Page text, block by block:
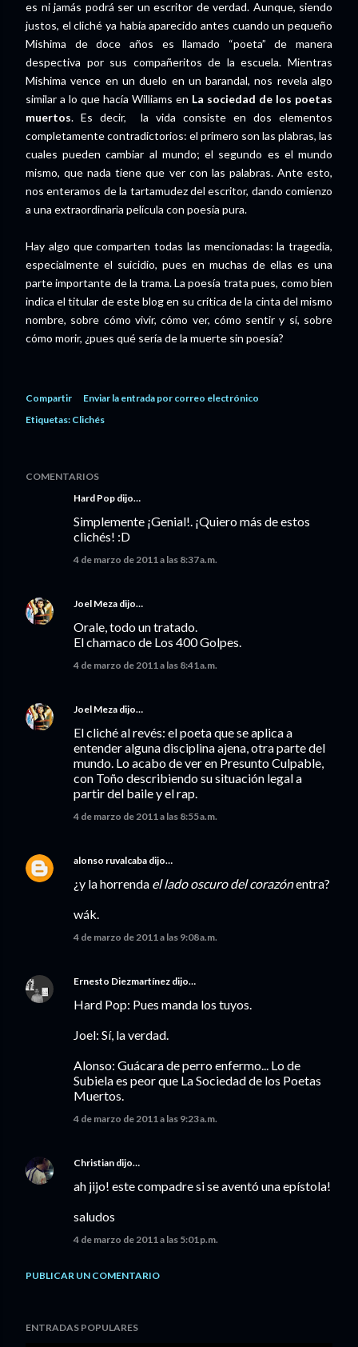
es ni jamás podrá ser un escritor de verdad. Aunque, siendo
justos, el cliché ya había aparecido antes cuando un pequeño
Mishima de doce años es llamado “poeta” de manera
despectiva por sus compañeritos de la escuela. Mientras
Mishima vence en un duelo en un barandal, nos revela algo
similar a lo que hacía Williams en La sociedad de los poetas
muertos. Es decir, la vida consiste en dos elementos
completamente contradictorios: el primero son las plabras, las
cuales pueden cambiar al mundo; el segundo es el mundo
mismo, que nada tiene que ver con las palabras. Ante esto,
nos enteramos de la tartamudez del escritor, dando comienzo
a una extraordinaria película con poesía pura.
Hay algo que comparten todas las mencionadas: la tragedia,
especialmente el suicidio, pues en muchas de ellas es una
parte importante de la trama. La poesía trata pues, como bien
indica el titular de este blog en su crítica de la cinta del mismo
nombre, sobre cómo vivir, cómo ver, cómo sentir y sí, sobre
cómo morir, ¿pues qué sería de la muerte sin poesía?
Compartir
Enviar la entrada por correo electrónico
Etiquetas: Clichés
COMENTARIOS
Hard Pop dijo…
Simplemente ¡Genial!. ¡Quiero más de estos
clichés! :D
4 de marzo de 2011 a las 8:37 a.m.
Joel Meza dijo…
Orale, todo un tratado.
El chamaco de Los 400 Golpes.
4 de marzo de 2011 a las 8:41 a.m.
Joel Meza dijo…
El cliché al revés: el poeta que se aplica a
entender alguna disciplina ajena, otra parte del
mundo. Lo acabo de ver en Presunto Culpable,
con Toño describiendo su situación legal a
partir del baile y el rap.
4 de marzo de 2011 a las 8:55 a.m.
alonso ruvalcaba dijo…
¿y la horrenda el lado oscuro del corazónentra?
wák.
4 de marzo de 2011 a las 9:08 a.m.
Ernesto Diezmartínez dijo…
Hard Pop: Pues manda los tuyos.
Joel: Sí, la verdad.
Alonso: Guácara de perro enfermo... Lo de
Subiela es peor que La Sociedad de los Poetas
Muertos.
4 de marzo de 2011 a las 9:23 a.m.
Christian dijo…
ah jijo! este compadre si se aventó una epístola!
saludos
4 de marzo de 2011 a las 5:01 p.m.
PUBLICAR UN COMENTARIO
ENTRADAS POPULARES